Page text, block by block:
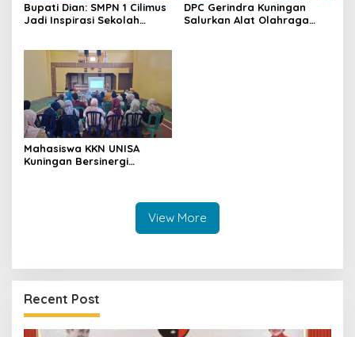
Bupati Dian: SMPN 1 Cilimus
Jadi Inspirasi Sekolah
Emas
DPC Gerindra Kuningan
Salurkan Alat Olahraga
Mahasiswa KKN UNISA
Kuningan Bersinergi
View More
Recent Post